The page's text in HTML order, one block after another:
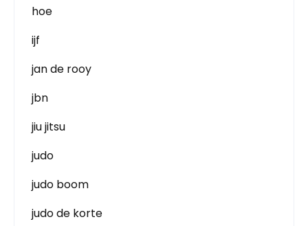
hoe
ijf
jan de rooy
jbn
jiu jitsu
judo
judo boom
judo de korte